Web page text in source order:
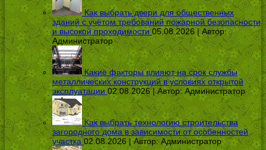
Как выбрать двери для общественных
зданий с учётом требований пожарной безопасности
и высокой проходимости 05.08.2026 | Автор:
Администратор
Какие факторы влияют на срок службы
металлических конструкций в условиях открытой
эксплуатации 02.08.2026 | Автор: Администратор
Как выбрать технологию строительства
загородного дома в зависимости от особенностей
участка 02.08.2026 | Автор:Администратор